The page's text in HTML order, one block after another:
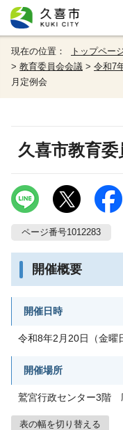
現在の位置： トップペー
> 教育委員会会議 > 令和7
月定例会
久喜市教育
ページ番号1012283
開催概要
開催日時
令和8年2月20日（金曜
開催場所
鷲宮行政センター3階
表の幅を切り替える